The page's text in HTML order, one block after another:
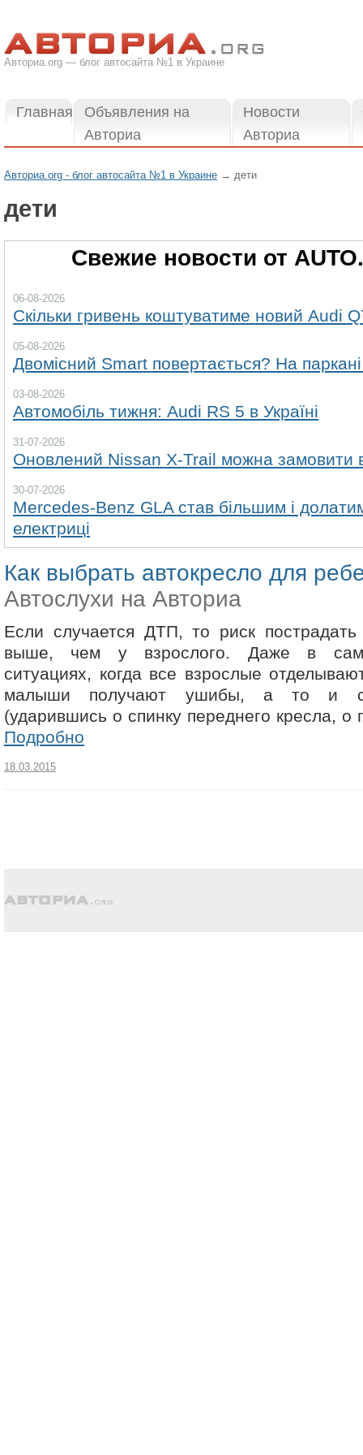
Авториа.org — блог автосайта №1 в Украине
Главная
Объявления на
Авториа
Новости
Авториа
Авториа.org - блог автосайта №1 в Украине → дети
дети
Свежие новости от
06-08-2026
Скільки гривень коштуватиме новий Audi
05-08-2026
Двомісний Smart повертається? На
03-08-2026
Автомобіль тижня: Audi RS 5 в Україні
31-07-2026
Оновлений Nissan X-Trail можна замовити в
30-07-2026
Mercedes-Benz GLA став більшим і
електриці
Как выбрать автокресло для
Автослухи на Авториа
Если случается ДТП, то риск
выше, чем у взрослого. Даже в
ситуациях, когда все взрослые
малыши получают ушибы, а то и
(ударившись о спинку переднего кресла,
Подробно
18.03.2015